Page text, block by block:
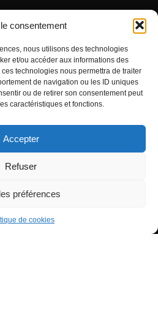
consentement
nous utilisons des technologies
et/ou accéder aux informations des
technologies nous permettra de traiter
de navigation ou les ID uniques
ou de retirer son consentement peut
caractéristiques et fonctions.
Accepter
Refuser
préférences
de cookies
l’Heure Miroir 07h07
: 11h11 signification
l’Heure Miroir 11h55
2022 Tiana à ton service
de confidentialité